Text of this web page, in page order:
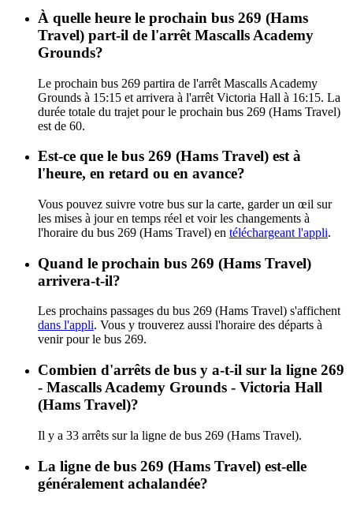
À quelle heure le prochain bus 269 (Hams
Travel) part-il de l'arrêt Mascalls Academy
Grounds?
Le prochain bus 269 partira de l'arrêt Mascalls Academy
Grounds à 15:15 et arrivera à l'arrêt Victoria Hall à 16:15. La
durée totale du trajet pour le prochain bus 269 (Hams Travel)
est de 60.
Est-ce que le bus 269 (Hams Travel) est à
l'heure, en retard ou en avance?
Vous pouvez suivre votre bus sur la carte, garder un œil sur
les mises à jour en temps réel et voir les changements à
l'horaire du bus 269 (Hams Travel) en téléchargeant l'appli.
Quand le prochain bus 269 (Hams Travel)
arrivera-t-il?
Les prochains passages du bus 269 (Hams Travel) s'affichent
dans l'appli. Vous y trouverez aussi l'horaire des départs à
venir pour le bus 269.
Combien d'arrêts de bus y a-t-il sur la ligne 269
- Mascalls Academy Grounds - Victoria Hall
(Hams Travel)?
Il y a 33 arrêts sur la ligne de bus 269 (Hams Travel).
La ligne de bus 269 (Hams Travel) est-elle
généralement achalandée?